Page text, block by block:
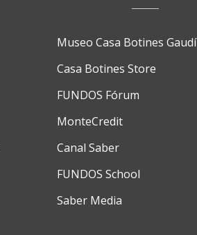
Museo Casa Botines Gaudí
Casa Botines Store
FUNDOS Fórum
MonteCredit
Canal Saber
FUNDOS School
Saber Media